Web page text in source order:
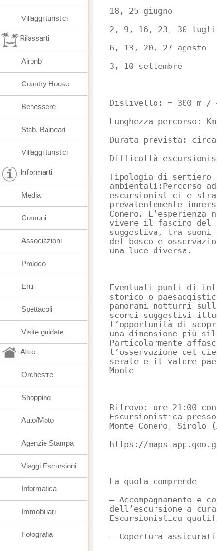
18, 25 giugno
2, 9, 16, 23, 30
6, 13, 20, 27 agosto
3, 10 settembre
Dislivello: + 300 m /
Lunghezza percorso:
Durata prevista:
Difficoltà
Tipologia di sentiero
ambientali:Percorso
escursionistici e
prevalentemente
Conero. L’esperienza
vivere il fascino del
suggestiva, tra suoni
del bosco e
una luce diversa.
Eventuali punti di
storico o
panorami notturni
scorci suggestivi
l’opportunità di
una dimensione più
Particolarmente
l’osservazione del
serale e il valore
Monte
Ritrovo: ore 21:00
Escursionistica presso
Monte Conero, Sirolo
https://maps.app.goo.gl/
La quota comprende
– Accompagnamento e
dell’escursione a
Escursionistica
– Copertura
Villaggi turistici
Rilassarti
Airbnb
Country House
Benessere
Stab. Balneari
Villaggi turistici
Informarti
Media
Comuni
Associazioni
Proloco
Enti
Spettacoli
Visite guidate
Altro
Orchestre
Shopping
Auto/Moto
Agenzie Stampa
Viaggi Escursioni
Informatica
Immobiliari
Fotografia